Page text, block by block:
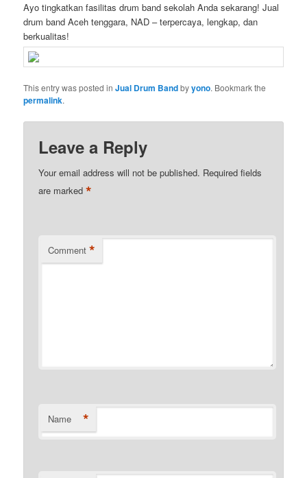
Ayo tingkatkan fasilitas drum band sekolah Anda sekarang! Jual
drum band Aceh tenggara, NAD – terpercaya, lengkap, dan
berkualitas!
This entry was posted inJual Drum Bandbyyono. Bookmark the
permalink.
Leave a Reply
Your email address will not be published. Required fields
are marked*
Comment *
Name *